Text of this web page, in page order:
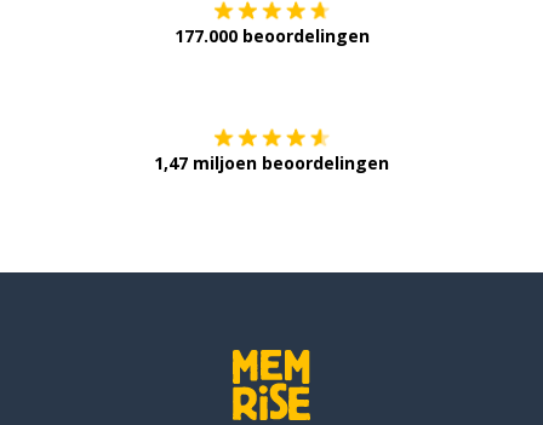
177.000 beoordelingen
1,47 miljoen beoordelingen